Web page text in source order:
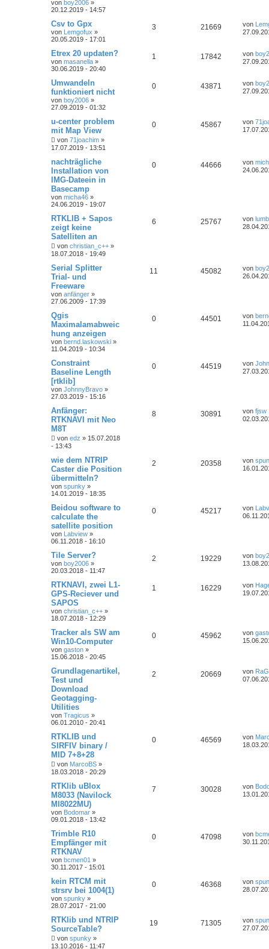
von boy2006 »
20.12.2019 - 14:57
Csv to Gpx
von Lemgofux »
20.05.2019 - 17:01
3 21669 von
Etrex 20 updaten?
von masanella »
30.06.2019 - 20:40
1 17842 von
Umwandeln
funktioniert nicht
von boy2006 »
27.09.2019 - 01:32
0 43871 von
u-center problem
mit Map View
von 71joachim »
17.07.2019 - 13:51
0 45867 von
nachträgliche
Installation von
IMG-Dateein in
Basecamp
von micha46 »
24.06.2019 - 19:07
0 44666 von
RTKLIB + Sapos
zeigt keine
Satelliten an
von christian_c++ »
18.07.2018 - 19:49
6 25767 von
Serial Splitter
Trial- und
Freeware
von anfänger »
27.06.2009 - 17:39
11 45082 von
Qgis
Maximalamabweic
hung anzeigen
von bernd.laskowski »
11.04.2019 - 10:34
0 44501 von
Constraint
Baseline Length
[rtklib]
von JohnnyBravo »
27.03.2019 - 15:16
0 44519 von
Anfänger:
RTKNAVI mit Neo
M8T
von edz » 15.07.2018
- 13:43
8 30891 von fjsw
wie dem NTRIP
Caster die Position
übermitteln?
von spunky »
14.01.2019 - 18:35
2 20358 von
Beidou software to
calculate the
satellite position
von Labview »
06.11.2018 - 16:10
0 45217 von
Tile Server?
von boy2006 »
20.03.2018 - 11:47
2 19229 von
RTKNAVI, zwei L1-
GPS-Reciever und
SAPOS
von christian_c++ »
18.07.2018 - 12:29
1 16229 von
Tracker als SW am
Win10-Computer
von gaston »
15.06.2018 - 20:45
0 45962 von
Grundlagenartikel,
Test und
Download
Geotagging-
Utilities
von Tragicus »
06.01.2010 - 20:41
2 20669 von
RTKLIB und
SIRFIV binary /
MID 7+8+28
von MarcoBS »
18.03.2018 - 20:29
0 46569 von
RTKlib uBlox
M8033 (Navilock
Ml8022MU)
von Bodomar »
09.01.2018 - 13:42
7 30028 von
Trimble R10
Empfänger mit
RTKNAV
von bcmen01 »
30.11.2017 - 15:01
0 47098 von
kein RTCM mit
strsrv bei 1004(1)
von spunky »
28.07.2017 - 21:00
0 46368 von
RTKlib und NTRIP
SourceTable?
von spunky »
13.10.2016 - 11:47
19 71305 von